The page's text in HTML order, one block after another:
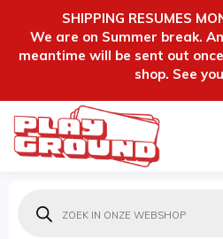
SHIPPING RESUMES
We are on Summer break.
meantime will be sent out
shop. See
zoeken